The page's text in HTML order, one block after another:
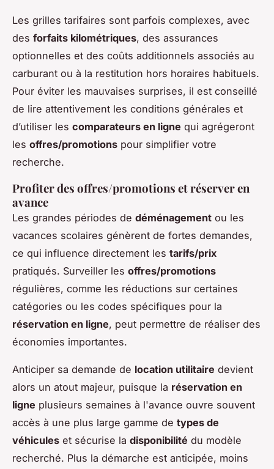
Les grilles tarifaires sont parfois complexes, avec
des forfaits kilométriques, des assurances
optionnelles et des coûts additionnels associés au
carburant ou à la restitution hors horaires habituels.
Pour éviter les mauvaises surprises, il est conseillé
de lire attentivement les conditions générales et
d’utiliser les comparateurs en ligne qui agrégeront
les offres/promotions pour simplifier votre
recherche.
Profiter des offres/promotions et réserver en
avance
Les grandes périodes de déménagement ou les
vacances scolaires génèrent de fortes demandes,
ce qui influence directement les tarifs/prix
pratiqués. Surveiller les offres/promotions
régulières, comme les réductions sur certaines
catégories ou les codes spécifiques pour la
réservation en ligne, peut permettre de réaliser des
économies importantes.
Anticiper sa demande de location utilitaire devient
alors un atout majeur, puisque la réservation en
ligne plusieurs semaines à l'avance ouvre souvent
accès à une plus large gamme de types de
véhicules et sécurise la disponibilité du modèle
recherché. Plus la démarche est anticipée, moins